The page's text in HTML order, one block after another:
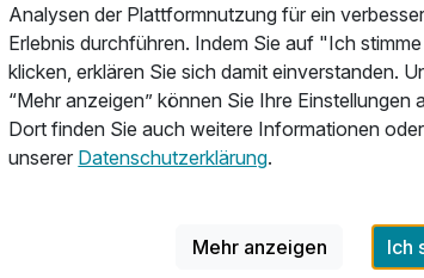
Analysen der Plattformnutzung für ein
Erlebnis durchführen. Indem Sie auf "Ich
klicken, erklären Sie sich damit einverstanden.
“Mehr anzeigen” können Sie Ihre Einstellungen
Dort finden Sie auch weitere Informationen
unserer Datenschutzerklärung.
Mehr anzeigen Ich